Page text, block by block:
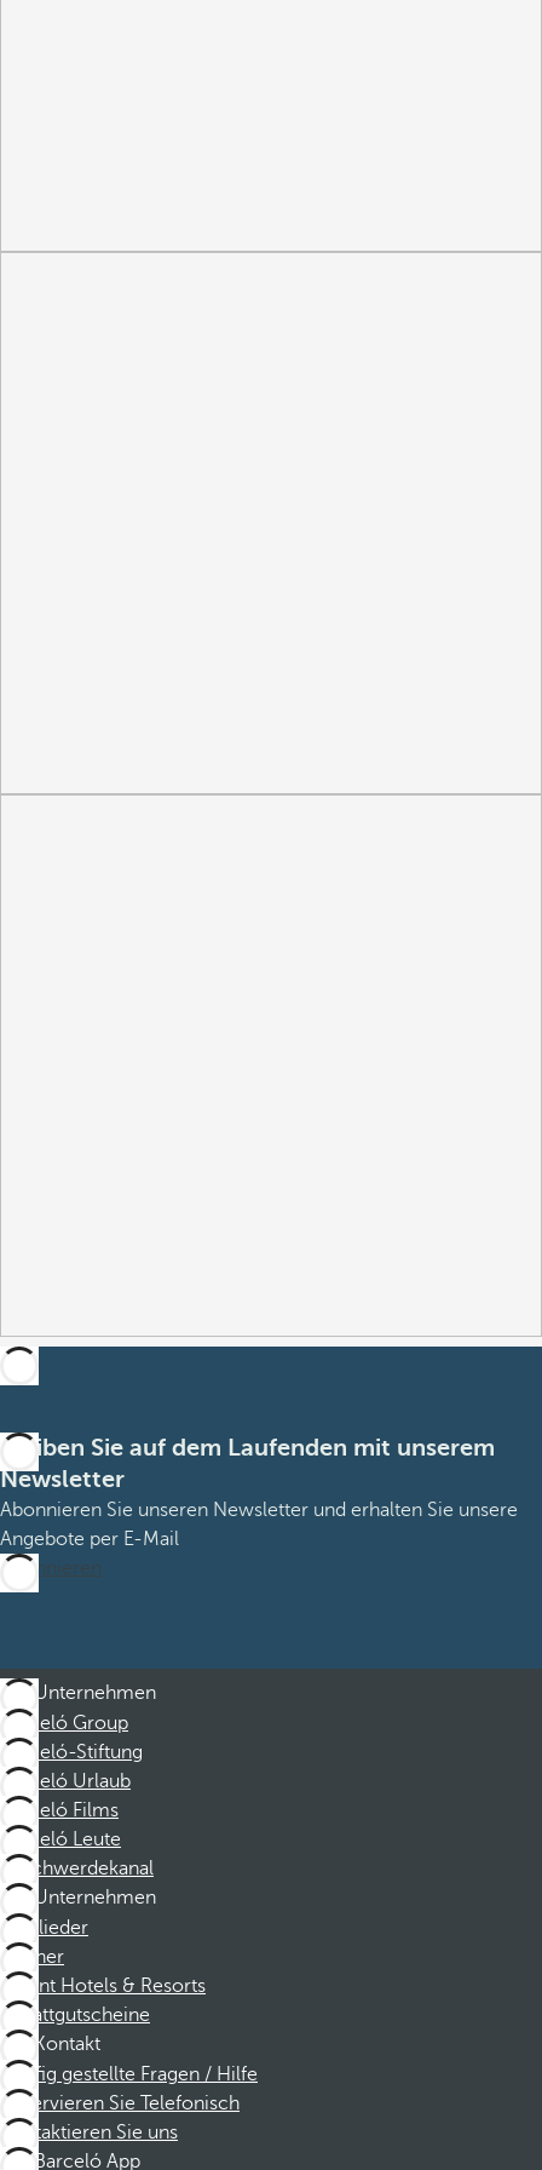
Bleiben Sie auf dem Laufenden mit unserem
Newsletter
Abonnieren Sie unseren Newsletter und erhalten Sie unsere
Angebote per E-Mail
Abonnieren
Unternehmen
Barceló Group
Barceló-Stiftung
Barceló Urlaub
Barceló Films
Barceló Leute
Beschwerdekanal
Unternehmen
Mitglieder
Partner
Dorint Hotels & Resorts
Rabattgutscheine
Kontakt
Häufig gestellte Fragen / Hilfe
Reservieren Sie Telefonisch
Kontaktieren Sie uns
Barceló App